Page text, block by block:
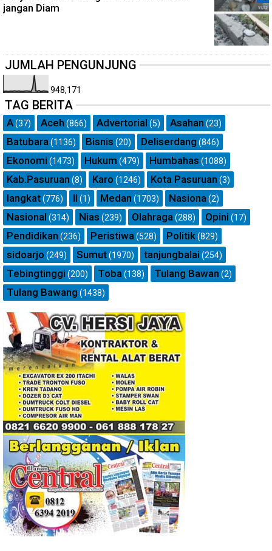
jangan Diam
JUMLAH PENGUNJUNG
948,171
TAG BERITA
A(37) Aceh (866) Advertorial (5) Asahan (23)
Batubara(1136) Bisnis (20) Deliserdang (846)
Ekonomi (1473) Hukum (479) Humbahas (1088)
Kab.Pasuruan (8) Karo (1246) Kota Pasuruan (3)
langkat(776) ll (1) Medan (1703) Nasiona(2)
Nasional (314) Nias (239) Olahraga(288) Opini (17)
Pendidikan (236) Peristiwa(528) Politik(829)
sidoarjo (249) Sumut(1970) tanjungbalai (254)
Tebingtinggi (200) Toba(138) Tulang Bawan (2)
Tulang Bawang (1438)